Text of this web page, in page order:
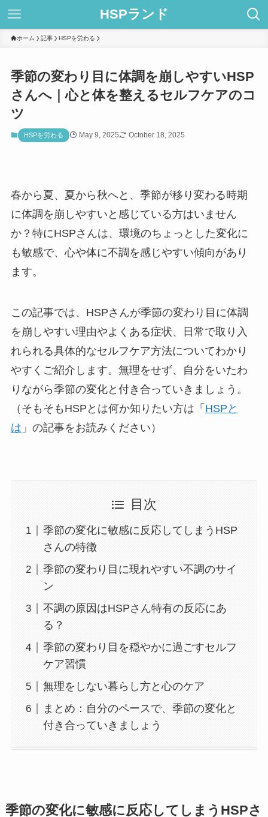
HSPランド
ホーム 記事 HSPを労わる
季節の変わり目に体調を崩しやすいHSP
さんへ｜心と体を整えるセルフケアのコ
ツ
HSPを労わる May 9, 2025 October 18, 2025
春から夏、夏から秋へと、季節が移り変わる時期
に体調を崩しやすいと感じている方はいません
か？特にHSPさんは、環境のちょっとした変化に
も敏感で、心や体に不調を感じやすい傾向があり
ます。
この記事では、HSPさんが季節の変わり目に体調
を崩しやすい理由やよくある症状、日常で取り入
れられる具体的なセルフケア方法についてわかり
やすくご紹介します。無理をせず、自分をいたわ
りながら季節の変化と付き合っていきましょう。
（そもそもHSPとは何か知りたい方は「 HSPと
は 」の記事をお読みください）
目次
季節の変化に敏感に反応してしまうHSP
さんの特徴
季節の変わり目に現れやすい不調のサイ
ン
不調の原因はHSPさん特有の反応にあ
る？
季節の変わり目を穏やかに過ごすセルフ
ケア習慣
無理をしない暮らし方と心のケア
まとめ：自分のペースで、季節の変化と
付き合っていきましょう
季節の変化に敏感に反応してしまうHSPさ